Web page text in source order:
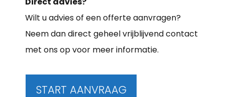
Wilt u advies of een offerte aanvragen?
Neem dan direct geheel vrijblijvend contact
met ons op voor meer informatie.
START AANVRAAG